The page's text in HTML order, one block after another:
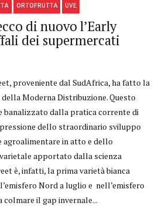
ORTOFRUTTA UVE
di nuovo l’Early
dei supermercati
proveniente dal SudAfrica, ha fatto la
della Moderna Distribuzione. Questo
banalizzato dalla pratica corrente di
dello straordinario sviluppo
agroalimentare in atto e dello
apportato dalla scienza
è, infatti, la prima varietà bianca
Nord a luglio e nell’emisfero
colmare il gap invernale...